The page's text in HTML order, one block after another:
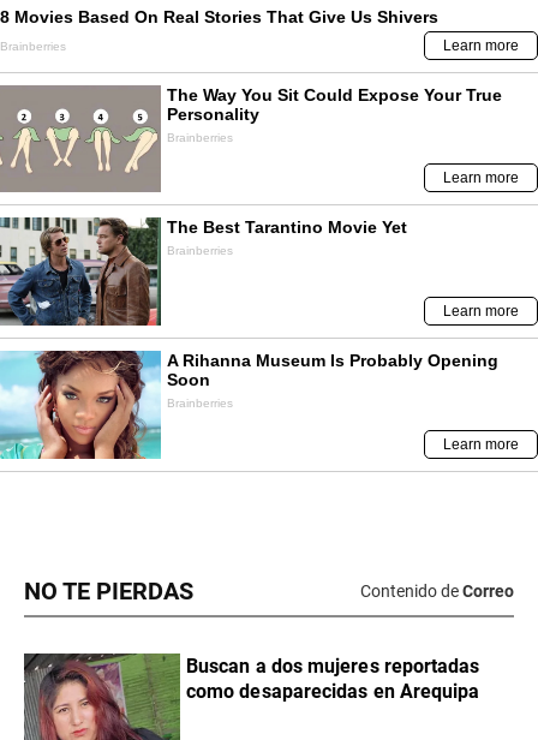
NO TE PIERDAS Contenido deCorreo
Buscan a dos mujeres reportadas
como desaparecidas en Arequipa